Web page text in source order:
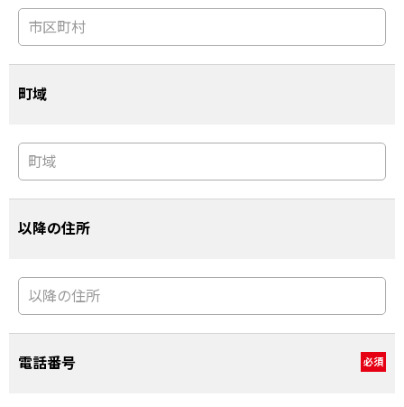
町域
以降の住所
電話番号 必須